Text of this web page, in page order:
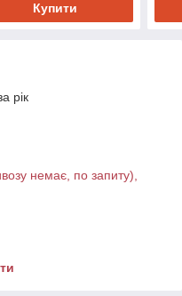
Купити
рік
немає, по запиту),